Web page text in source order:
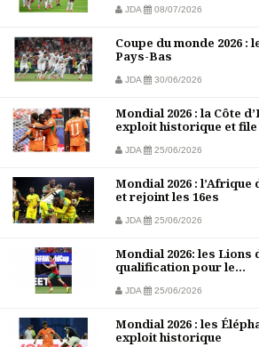
JDA 08/07/2026
Coupe du monde 2026 :
Pays-Bas
JDA 30/06/2026
Mondial 2026 : la Côte
exploit historique et file
JDA 25/06/2026
Mondial 2026 :
et rejoint les 16es
JDA 25/06/2026
Mondial 2026: les Lions
qualification pour le...
JDA 25/06/2026
Mondial 2026 : les
exploit historique